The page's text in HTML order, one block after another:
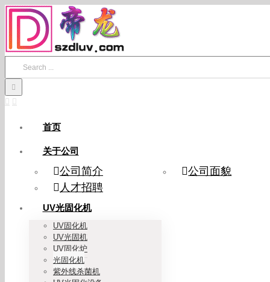
Skip
content
首页
关于公司
公司简介
公司面貌
人才招聘
UV光固化机
UV固化机
UV光固机
UV固化炉
光固化机
紫外线杀菌机